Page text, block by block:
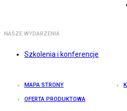
NASZE WYDARZENIA
Szkolenia i konferencje
MAPA STRONY
OFERTA PRODUKTOWA